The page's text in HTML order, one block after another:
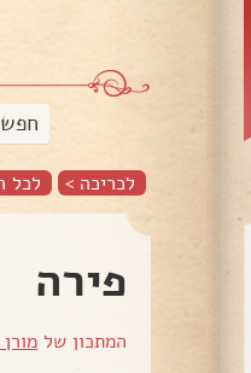
לכריכה > לכל
פירה
המתכון של